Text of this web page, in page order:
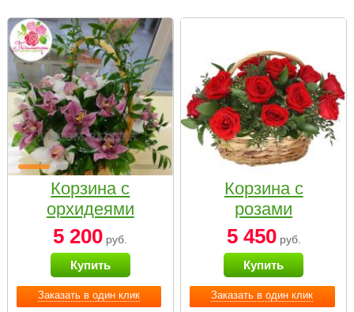
Заказать в один клик
Корзина с
орхидеями
малая
5 200 руб.
Купить
Заказать в один клик
Корзина с
розами
«Красный
Париж»
5 450руб.
Купить